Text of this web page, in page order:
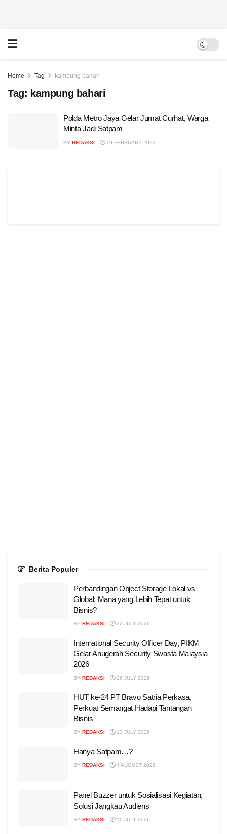
Home Tag kampung bahari
Tag: kampung bahari
Polda Metro Jaya Gelar Jumat Curhat, Warga
Minta Jadi Satpam
BY REDAKSI 19 FEBRUARY 2023
Berita Populer
Perbandingan Object Storage Lokal vs
Global: Mana yang Lebih Tepat untuk
Bisnis?
BY REDAKSI 22 JULY 2026
International Security Officer Day, PIKM
Gelar Anugerah Security Swasta Malaysia
2026
BY REDAKSI 26 JULY 2026
HUT ke-24 PT Bravo Satria Perkasa,
Perkuat Semangat Hadapi Tantangan
Bisnis
BY REDAKSI 13 JULY 2026
Hanya Satpam…?
BY REDAKSI 4 AUGUST 2026
Panel Buzzer untuk Sosialisasi Kegiatan,
Solusi Jangkau Audiens
BY REDAKSI 10 JULY 2026